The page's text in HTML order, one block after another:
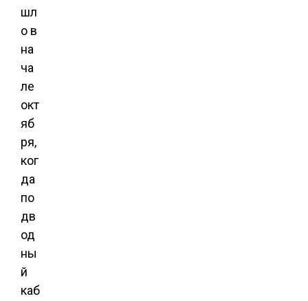
шл
о в
на
ча
ле
окт
яб
ря,
ког
да
по
дв
од
ны
й
каб